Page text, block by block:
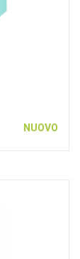
NUOVO